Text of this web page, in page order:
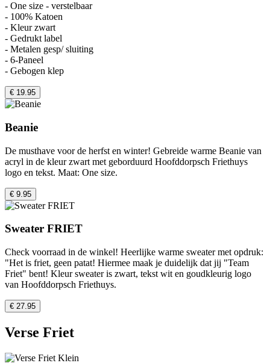
- One size - verstelbaar
- 100% Katoen
- Kleur zwart
- Gedrukt label
- Metalen gesp/ sluiting
- 6-Paneel
- Gebogen klep
€ 19.95
Beanie
De musthave voor de herfst en winter! Gebreide warme Beanie van
acryl in de kleur zwart met geborduurd Hoofddorpsch Friethuys
logo en tekst. Maat: One size.
€ 9.95
Sweater FRIET
Check voorraad in de winkel! Heerlijke warme sweater met opdruk:
"Het is friet, geen patat! Hiermee maak je duidelijk dat jij "Team
Friet" bent! Kleur sweater is zwart, tekst wit en goudkleurig logo
van Hoofddorpsch Friethuys.
€ 27.95
Verse Friet